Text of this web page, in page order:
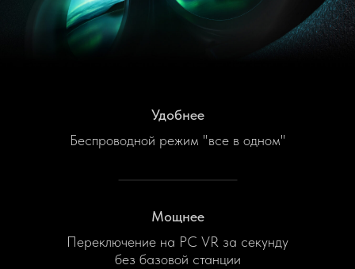
Удобнее
Мощнее
Беспроводной режим "все в одном"
Переключение на PC VR за секунду
без базовой станции